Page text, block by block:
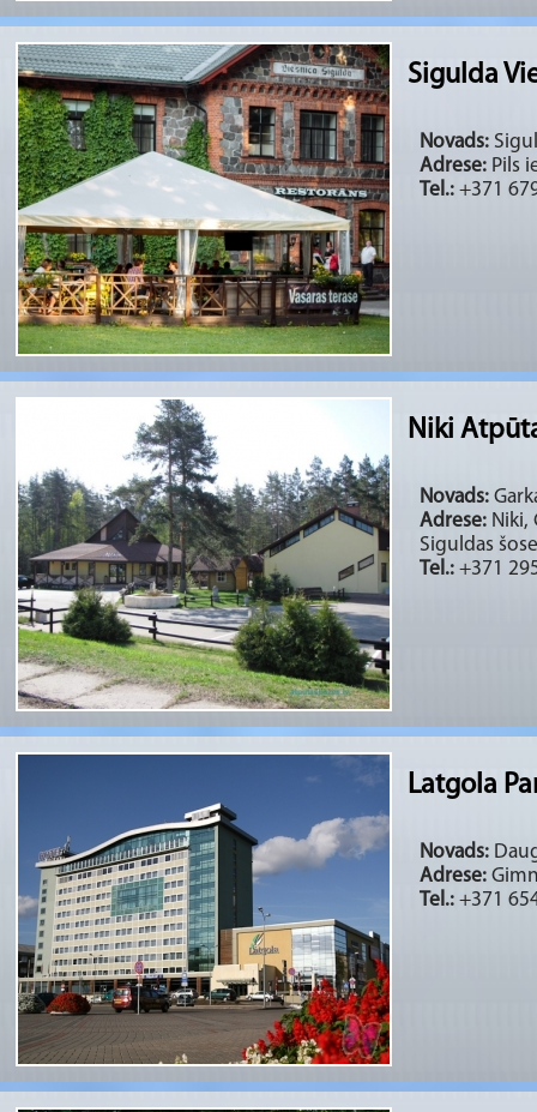
Sigulda
Novads:
Adrese: Pils
Tel.: +371
Niki
Novads:
Adrese: Niki,
Siguldas
Tel.: +371
Latgola
Novads:
Adrese:
Tel.: +371